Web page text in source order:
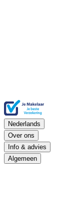
Nederlands
Over ons
Info & advies
Algemeen